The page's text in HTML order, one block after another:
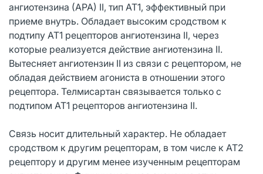
ангиотензина (АРА) II, тип AT1, эффективный при
приеме внутрь. Обладает высоким сродством к
подтипу AT1 рецепторов ангиотензина II, через
которые реализуется действие ангиотензина II.
Вытесняет ангиотензин II из связи с рецептором, не
обладая действием агониста в отношении этого
рецептора. Телмисартан связывается только с
подтипом AT1 рецепторов ангиотензина II.
Связь носит длительный характер. Не обладает
сродством к другим рецепторам, в том числе к АТ2
рецептору и другим менее изученным рецепторам